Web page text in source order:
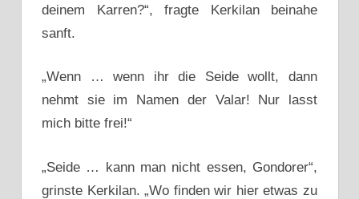
deinem Karren?“, fragte Kerkilan beinahe
sanft.
„Wenn … wenn ihr die Seide wollt, dann
nehmt sie im Namen der Valar! Nur lasst
mich bitte frei!“
„Seide … kann man nicht essen, Gondorer“,
grinste Kerkilan. „Wo finden wir hier etwas zu